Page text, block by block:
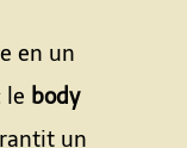
en un
le body
un